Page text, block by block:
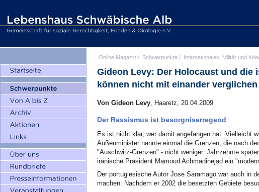
Online Magazin / Schwerpunkte / Internationales, Militär und
Gideon Levy: Der Holocaust und die
können nicht mit einander
Von Gideon Levy, Haaretz, 20.04.2009
Der Rassismus ist besorgniserregend
Es ist nicht klar, wer damit angefangen hat. Vielleicht
Außenminister nannte einmal die Grenzen, die nach
"Auschwitz-Grenzen" - nicht weniger. Jahrzehnte
iranische Präsident Mamoud Achmadinejad ein
Der portugiesische Autor Jose Saramago war auch in
machen. Nachdem er 2002 die besetzten Gebiete